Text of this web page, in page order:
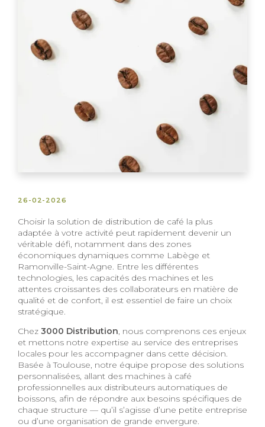
26-02-2026
Choisir la solution de distribution de café la plus
adaptée à votre activité peut rapidement devenir un
véritable défi, notamment dans des zones
économiques dynamiques comme Labège et
Ramonville-Saint-Agne. Entre les différentes
technologies, les capacités des machines et les
attentes croissantes des collaborateurs en matière de
qualité et de confort, il est essentiel de faire un choix
stratégique.
Chez 3000 Distribution, nous comprenons ces enjeux
et mettons notre expertise au service des entreprises
locales pour les accompagner dans cette décision.
Basée à Toulouse, notre équipe propose des solutions
personnalisées, allant des machines à café
professionnelles aux distributeurs automatiques de
boissons, afin de répondre aux besoins spécifiques de
chaque structure — qu’il s’agisse d’une petite entreprise
ou d’une organisation de grande envergure.